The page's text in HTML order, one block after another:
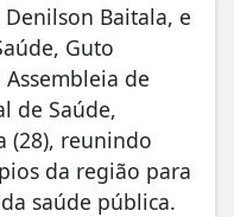
Baitala, e
Guto
de
de Saúde,
(28), reunindo
da região para
saúde pública.